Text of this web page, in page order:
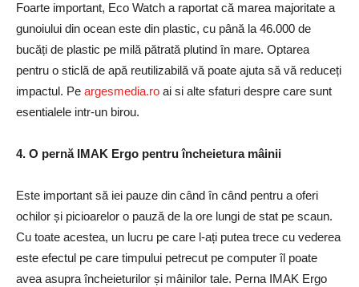
Foarte important, Eco Watch a raportat că marea majoritate a
gunoiului din ocean este din plastic, cu până la 46.000 de
bucăți de plastic pe milă pătrată plutind în mare. Optarea
pentru o sticlă de apă reutilizabilă vă poate ajuta să vă reduceți
impactul. Pe argesmedia.ro ai si alte sfaturi despre care sunt
esentialele intr-un birou.
4. O pernă IMAK Ergo pentru încheietura mâinii
Este important să iei pauze din când în când pentru a oferi
ochilor și picioarelor o pauză de la ore lungi de stat pe scaun.
Cu toate acestea, un lucru pe care l-ați putea trece cu vederea
este efectul pe care timpului petrecut pe computer îl poate
avea asupra încheieturilor și mâinilor tale. Perna IMAK Ergo